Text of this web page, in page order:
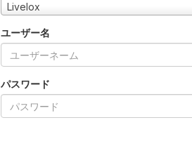
Livelox
ユーザー名
パスワード